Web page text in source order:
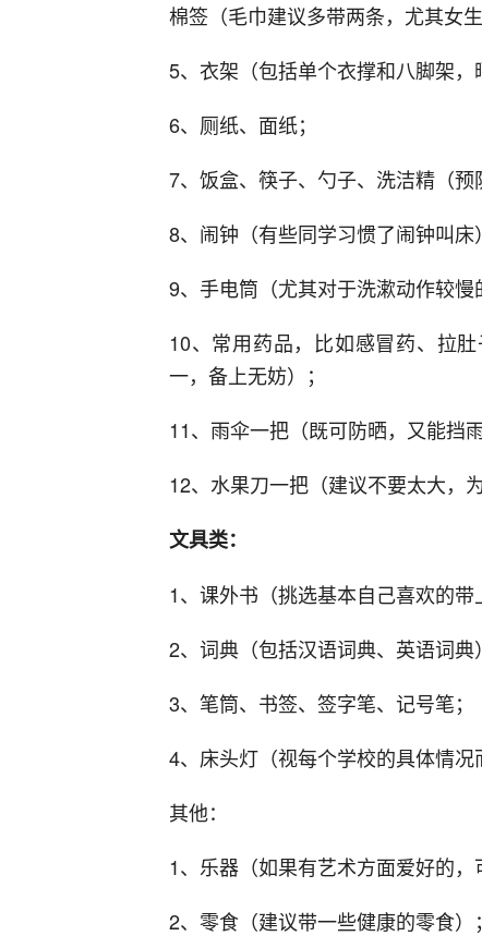
棉签（毛巾建议多带两条，尤其女生
5、衣架（包括单个衣撑和八脚架，
6、厕纸、面纸；
7、饭盒、筷子、勺子、洗洁精（预
8、闹钟（有些同学习惯了闹钟叫床
9、手电筒（尤其对于洗漱动作较慢
10、常用药品，比如感冒药、拉
一，备上无妨）；
11、雨伞一把（既可防晒，又能挡雨
12、水果刀一把（建议不要太大，
文具类：
1、课外书（挑选基本自己喜欢的带
2、词典（包括汉语词典、英语词典
3、笔筒、书签、签字笔、记号笔；
4、床头灯（视每个学校的具体情况
其他：
1、乐器（如果有艺术方面爱好的，
2、零食（建议带一些健康的零食）；